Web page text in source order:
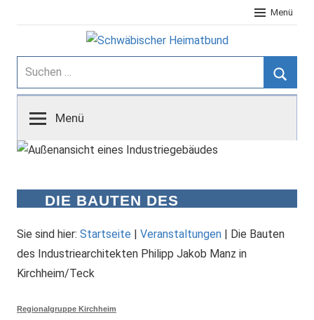
Inhalt
Menü
Schwäbischer
Heimatbund
Suchen
nach:
Menü
DIE BAUTEN DES
PHILIPP JAKOB MANZ IN
KIRCHHEIM/TECK
Sie sind hier: Startseite | Veranstaltungen | Die Bauten
des Industriearchitekten Philipp Jakob Manz in
Kirchheim/Teck
Regionalgruppe Kirchheim